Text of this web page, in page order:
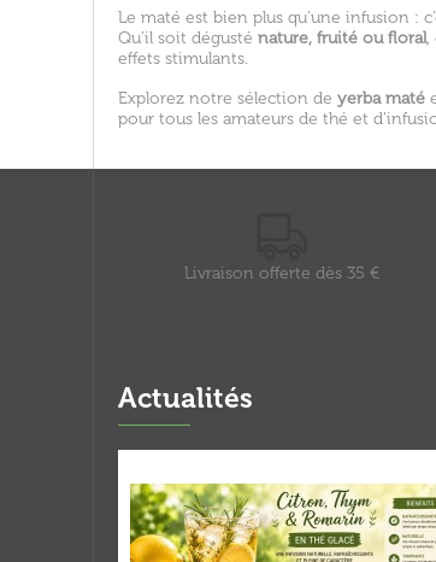
Le maté est bien plus qu’une infusion :
Qu’il soit dégusté nature, fruité ou floral,
effets stimulants.
Explorez notre sélection de yerba maté
pour tous les amateurs de thé et
Livraison offerte dès 35 €
Actualités